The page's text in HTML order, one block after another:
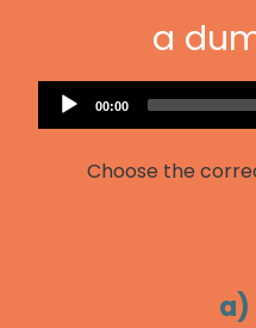
a
Current
00:00
Choose the
a)